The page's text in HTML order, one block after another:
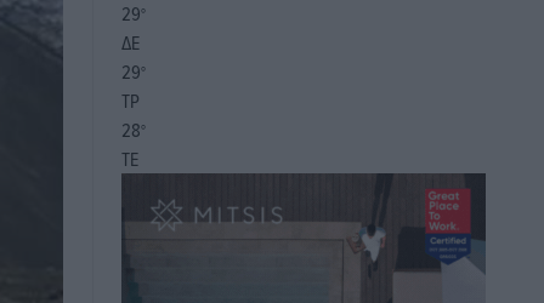
29°
ΔΕ
29°
ΤΡ
28°
ΤΕ